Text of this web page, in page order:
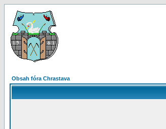
Obsah fóra Chrastava